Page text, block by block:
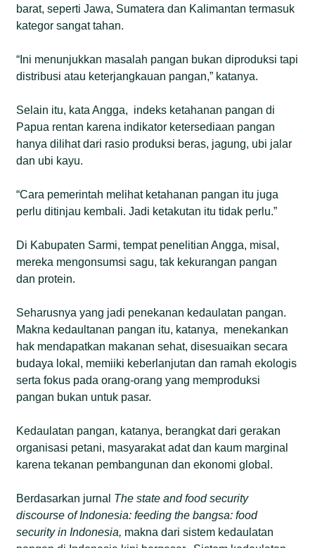
barat, seperti Jawa, Sumatera dan Kalimantan termasuk
kategor sangat tahan.
“Ini menunjukkan masalah pangan bukan diproduksi tapi
distribusi atau keterjangkauan pangan,” katanya.
Selain itu, kata Angga, indeks ketahanan pangan di
Papua rentan karena indikator ketersediaan pangan
hanya dilihat dari rasio produksi beras, jagung, ubi jalar
dan ubi kayu.
“Cara pemerintah melihat ketahanan pangan itu juga
perlu ditinjau kembali. Jadi ketakutan itu tidak perlu.”
Di Kabupaten Sarmi, tempat penelitian Angga, misal,
mereka mengonsumsi sagu, tak kekurangan pangan
dan protein.
Seharusnya yang jadi penekanan kedaulatan pangan.
Makna kedaultanan pangan itu, katanya, menekankan
hak mendapatkan makanan sehat, disesuaikan secara
budaya lokal, memiiki keberlanjutan dan ramah ekologis
serta fokus pada orang-orang yang memproduksi
pangan bukan untuk pasar.
Kedaulatan pangan, katanya, berangkat dari gerakan
organisasi petani, masyarakat adat dan kaum marginal
karena tekanan pembangunan dan ekonomi global.
Berdasarkan jurnal The state and food security
discourse of Indonesia: feeding the bangsa: food
security in Indonesia, makna dari sistem kedaulatan